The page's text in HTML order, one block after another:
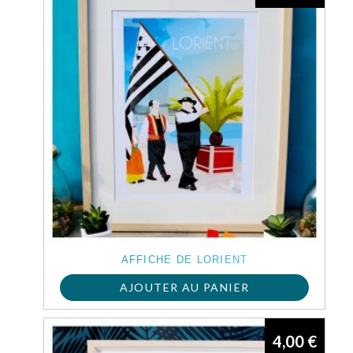
AFFICHE DE LORIENT
AJOUTER AU PANIER
4,00 €